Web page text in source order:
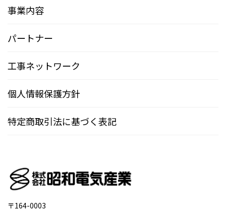
事業内容
パートナー
工事ネットワーク
個人情報保護方針
特定商取引法に基づく表記
〒164-0003